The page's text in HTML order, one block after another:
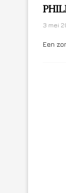
3 mei
Een